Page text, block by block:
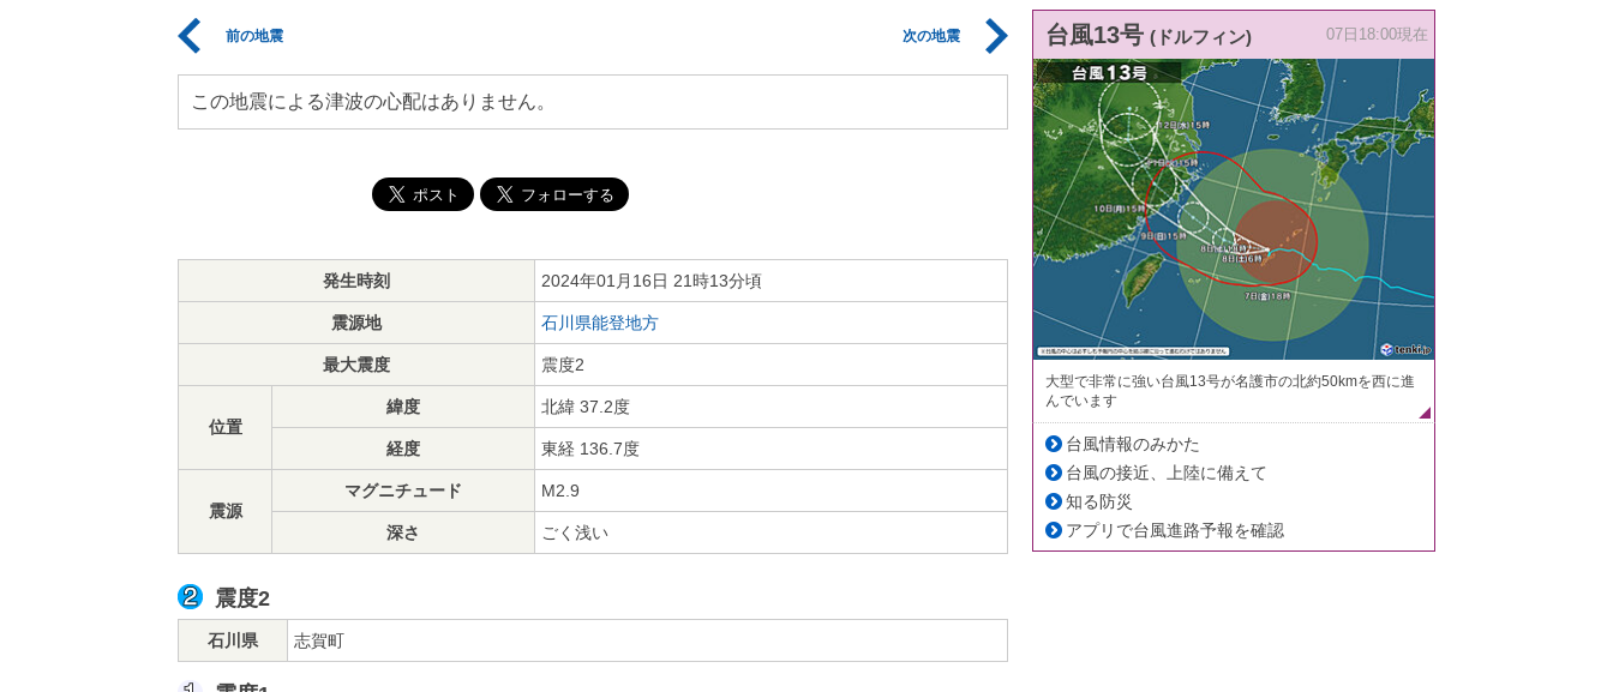
前の地震 次の地震
この地震による津波の心配はありません。
発生時刻 2024年01月16日 21時13分頃
震源地 石川県能登地方
最大震度 震度2
位置
緯度 北緯 37.2度
経度 東経 136.7度
震源
マグニチュード M2.9
深さ ごく浅い
震度2
石川県 志賀町
台風13号 (ドルフィン) 07日18:00現在
大型で非常に強い台風13号が名護市の北約50kmを西に進
んでいます
台風情報のみかた
台風の接近、上陸に備えて
知る防災
アプリで台風進路予報を確認